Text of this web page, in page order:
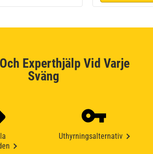
Experthjälp Vid Varje
Sväng
Uthyrningsalternativ